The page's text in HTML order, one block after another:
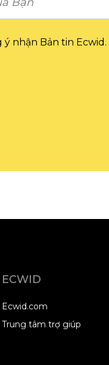
ý nhận Bản tin
ECWID
Ecwid.com
Trung tâm trợ giúp